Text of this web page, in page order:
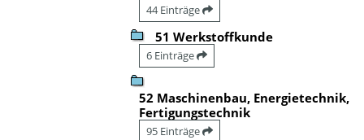
44 Einträge
51 Werkstoffkunde
6 Einträge
52 Maschinenbau, Energietechnik,
Fertigungstechnik
95 Einträge